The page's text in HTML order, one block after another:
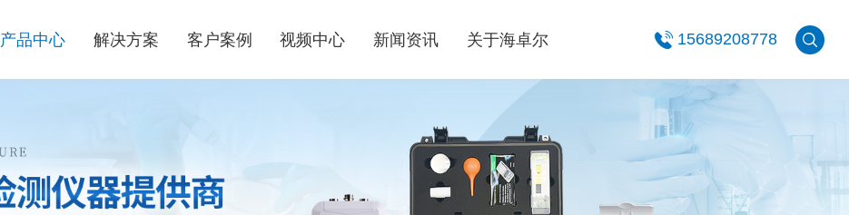
产品中心 解决方案 客户案例 视频中心 新闻资讯 关于海卓尔 15689208778